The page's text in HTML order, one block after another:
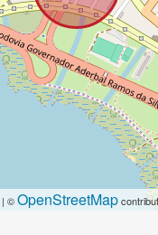
| ©OpenStreetMap